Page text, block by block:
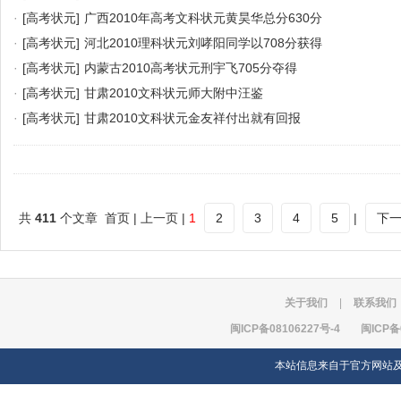
· [高考状元] 广西2010年高考文科状元黄昊华总分630分
· [高考状元] 河北2010理科状元刘哮阳同学以708分获得
· [高考状元] 内蒙古2010高考状元刑宇飞705分夺得
· [高考状元] 甘肃2010文科状元师大附中汪鉴
· [高考状元] 甘肃2010文科状元金友祥付出就有回报
共 411 个文章 首页 | 上一页 | 1 2 3 4 5 | 下
关于我们 联系我们
闽ICP备08106227号-4 闽ICP
本站信息来自于官方网站